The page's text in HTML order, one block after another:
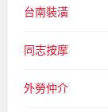
台南裝潢
同志按摩
外勞仲介